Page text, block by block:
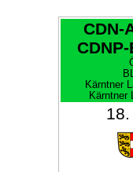
CDN-
Kärntner
Kärntner